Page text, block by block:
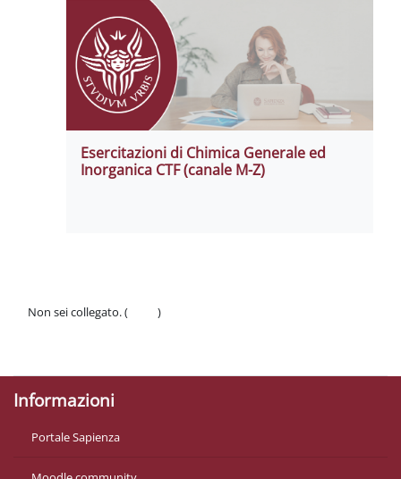
Esercitazioni di Chimica Generale ed
Inorganica CTF (canale M-Z)
Non sei collegato. (
)
Informazioni
Portale Sapienza